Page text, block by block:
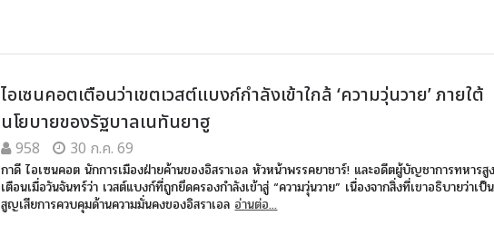
ไอเซนคอตเตือนว่าเขตเวสต์แบงก์กำลังเข้าใกล้ ‘ความวุ่นวาย’ ภายใต้
นโยบายของรัฐบาลเนทันยาฮู
958 30 ก.ค. 69
กาดี ไอเซนคอต นักการเมืองฝ่ายค้านของอิสราเอล หัวหน้าพรรคยาชาร์! และอดีตผู้บัญชาการทหารสู
เตือนเมื่อวันจันทร์ว่า เวสต์แบงก์ที่ถูกยึดครองกำลังเข้าสู่ “ความวุ่นวาย” เนื่องจากสิ่งที่เขาอธิบายว่าเป็
สูญเสียการควบคุมด้านความมั่นคงของอิสราเอล อ่านต่อ...